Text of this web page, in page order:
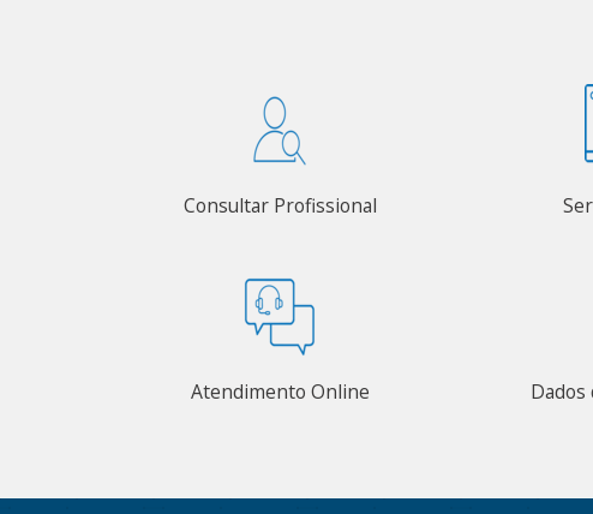
Consultar Profissional
Atendimento Online Dados